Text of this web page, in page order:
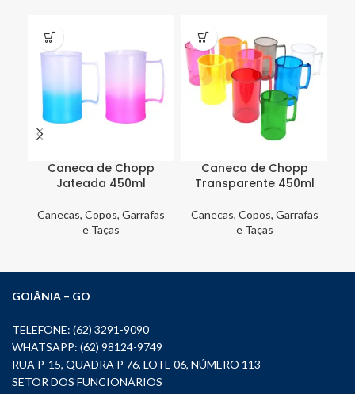
Caneca de Chopp
Jateada 450ml
Canecas, Copos, Garrafas
e Taças
Caneca de Chopp
Transparente 450ml
Canecas, Copos, Garrafas
e Taças
GOIÂNIA – GO
TELEFONE: (62) 3291-9090
WHATSAPP: (62) 98124-9749
RUA P-15, QUADRA P 76, LOTE 06, NÚMERO 113
SETOR DOS FUNCIONÁRIOS